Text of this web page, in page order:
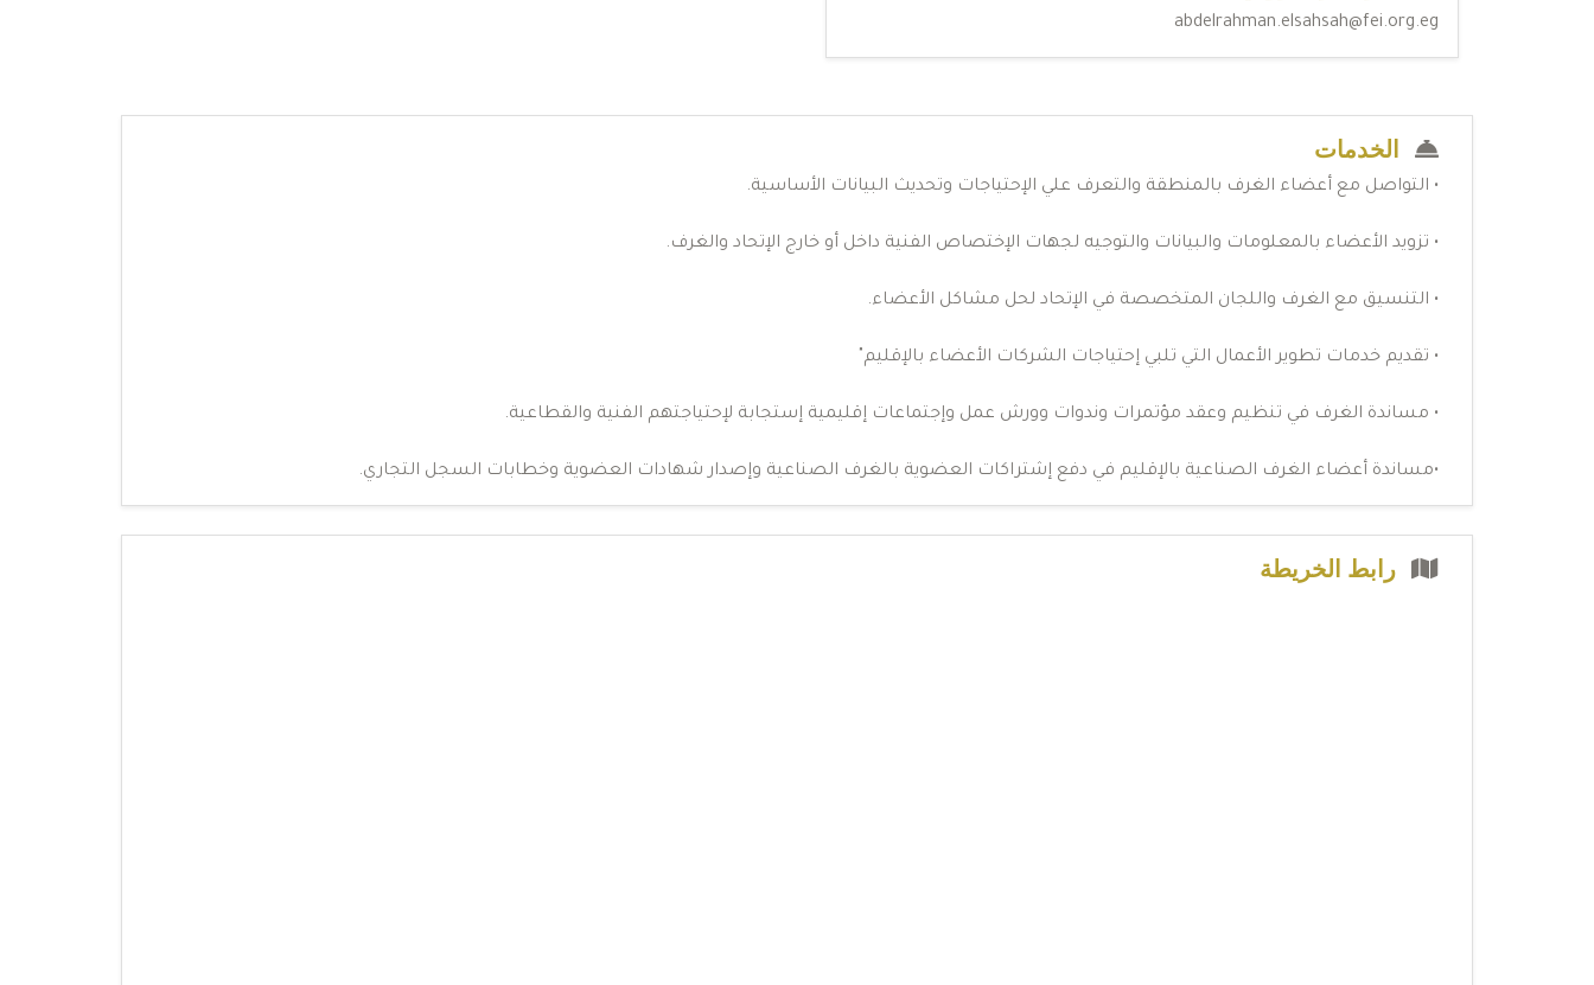
abdelrahman.elsahsah@fei.org.eg
الخدمات
• التواصل مع أعضاء الغرف بالمنطقة والتعرف علي الإحتياجات وتحديث البيانات الأساسية.
• تزويد الأعضاء بالمعلومات والبيانات والتوجيه لجهات الإختصاص الفنية داخل أو خارج الإتحاد والغرف.
• التنسيق مع الغرف واللجان المتخصصة في الإتحاد لحل مشاكل الأعضاء.
• تقديم خدمات تطوير الأعمال التي تلبي إحتياجات الشركات الأعضاء بالإقليم"
• مساندة الغرف في تنظيم وعقد مؤتمرات وندوات وورش عمل وإجتماعات إقليمية إستجابة لإحتياجتهم الفنية والقطاعية.
•مساندة أعضاء الغرف الصناعية بالإقليم في دفع إشتراكات العضوية بالغرف الصناعية وإصدار شهادات العضوية وخطابات السجل التجاري.
رابط الخريطة